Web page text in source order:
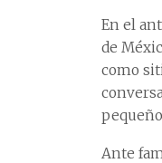
En el
de
como
Ante